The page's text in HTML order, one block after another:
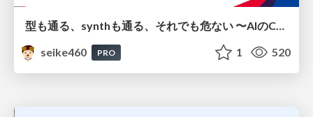
seike460
PRO 1 520